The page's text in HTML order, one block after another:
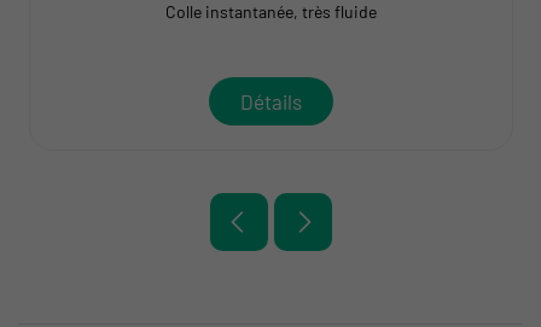
Colle instantanée, très fluide
Détails